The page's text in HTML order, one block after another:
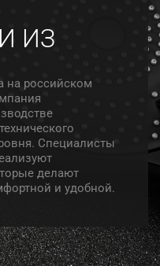
ИЗ
на российском
Специалисты
делают
и удобной.